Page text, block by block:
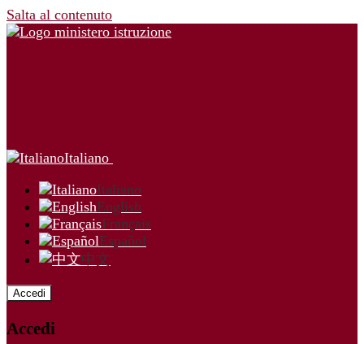
Salta al contenuto
Italiano
Italiano
English
Français
Español
中文
Accedi
Accedi